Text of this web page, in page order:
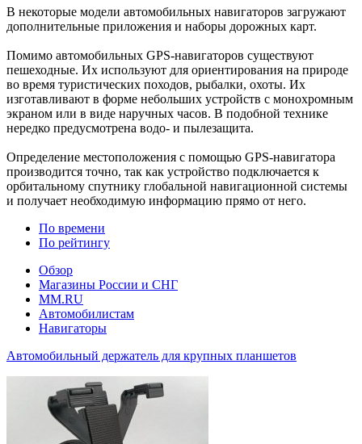
В некоторые модели автомобильных навигаторов загружают
дополнительные приложения и наборы дорожных карт.
Помимо автомобильных GPS-навигаторов существуют
пешеходные. Их используют для ориентирования на природе
во время туристических походов, рыбалки, охоты. Их
изготавливают в форме небольших устройств с монохромным
экраном или в виде наручных часов. В подобной технике
нередко предусмотрена водо- и пылезащита.
Определение местоположения с помощью GPS-навигатора
производится точно, так как устройство подключается к
орбитальному спутнику глобальной навигационной системы
и получает необходимую информацию прямо от него.
По времени
По рейтингу
Обзор
Магазины России и СНГ
MM.RU
Автомобилистам
Навигаторы
Автомобильный держатель для крупных планшетов